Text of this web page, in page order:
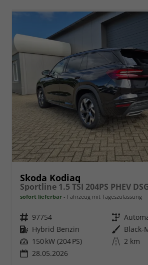
Skoda Kodiaq
sofort lieferbar Fahrzeug mit Tageszulassung
Fahrzeugnr. 97754 Getriebe
Kraftstoff Hybrid Benzin Außenfarbe Black-
Leistung 150 kW (204 PS) Kilometerstand 2 km
28.05.2026